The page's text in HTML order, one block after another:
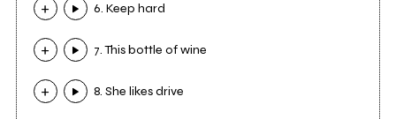
6. Keep hard
7. This bottle of wine
8. She likes drive